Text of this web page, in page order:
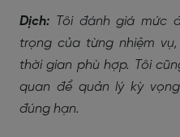
Dịch: Tôi đánh giá mức
trọng của từng nhiệm
thời gian phù hợp. Tôi
quan để quản lý kỳ
đúng hạn.